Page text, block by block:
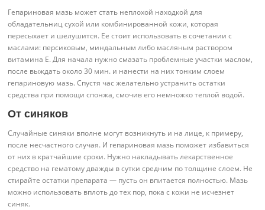
Гепариновая мазь может стать неплохой находкой для
обладательниц сухой или комбинированной кожи, которая
пересыхает и шелушится. Ее стоит использовать в сочетании с
маслами: персиковым, миндальным либо масляным раствором
витамина Е. Для начала нужно смазать проблемные участки маслом,
после выждать около 30 мин. и нанести на них тонким слоем
гепариновую мазь. Спустя час желательно устранить остатки
средства при помощи спонжа, смочив его немножко теплой водой.
От синяков
Случайные синяки вполне могут возникнуть и на лице, к примеру,
после несчастного случая. И гепариновая мазь поможет избавиться
от них в кратчайшие сроки. Нужно накладывать лекарственное
средство на гематому дважды в сутки средним по толщине слоем. Не
стирайте остатки препарата — пусть он впитается полностью. Мазь
можно использовать вплоть до тех пор, пока с кожи не исчезнет
синяк.